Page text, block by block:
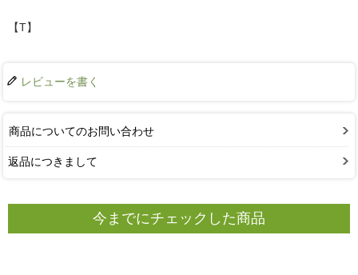
【T】
レビューを書く
商品についてのお問い合わせ
返品につきまして
今までにチェックした商品